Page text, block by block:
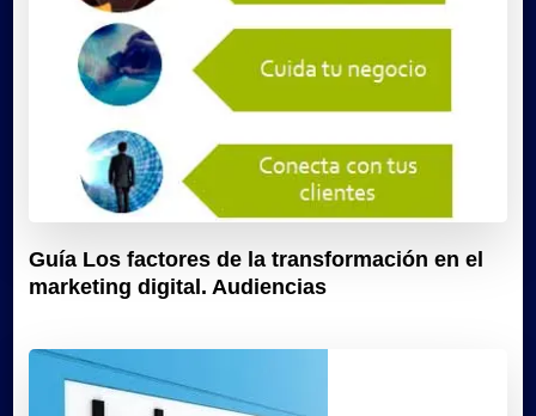
Guía Los factores de la transformación en el
marketing digital. Audiencias